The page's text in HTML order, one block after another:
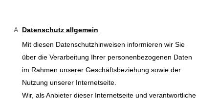
Datenschutz allgemein
Mit diesen Datenschutzhinweisen informieren wir Sie
über die Verarbeitung Ihrer personenbezogenen Daten
im Rahmen unserer Geschäftsbeziehung sowie der
Nutzung unserer Internetseite.
Wir, als Anbieter dieser Internetseite und verantwortliche